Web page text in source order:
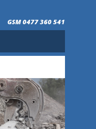
GSM 0477 360 541